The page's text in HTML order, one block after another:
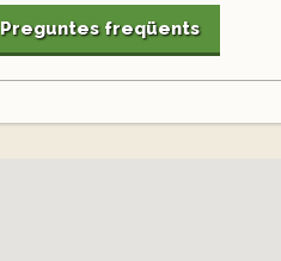
Preguntes freqüents